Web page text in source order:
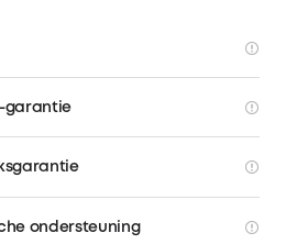
garantie
ondersteuning